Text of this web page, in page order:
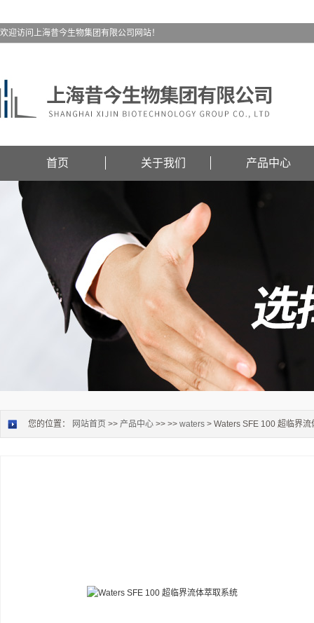
欢迎访问上海昔今生物集团有限公司网站！
首页 关于我们 产品中心
您的位置： 网站首页 >> 产品中心 >> >> waters > Waters SFE 100 超临界流